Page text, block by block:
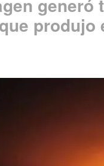
generó
produjo